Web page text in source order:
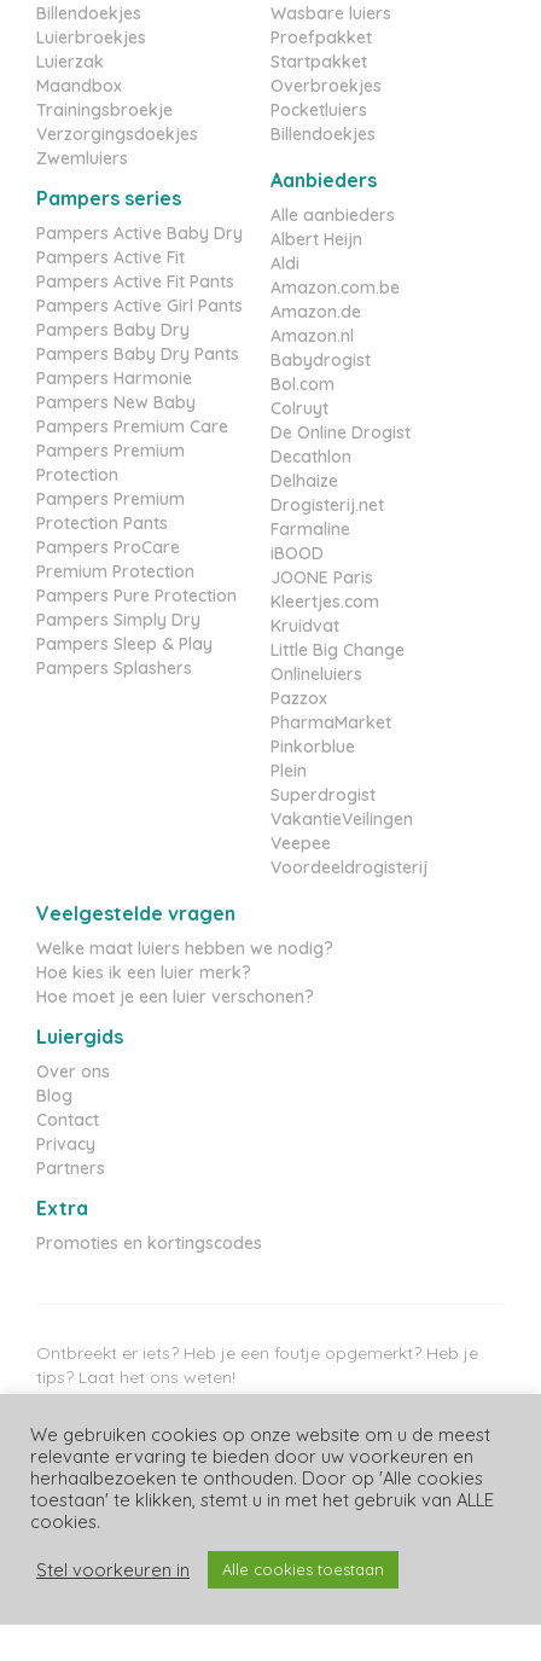
Billendoekjes
Luierbroekjes
Luierzak
Maandbox
Trainingsbroekje
Verzorgingsdoekjes
Zwemluiers
Pampers series
Pampers Active Baby Dry
Pampers Active Fit
Pampers Active Fit Pants
Pampers Active Girl Pants
Pampers Baby Dry
Pampers Baby Dry Pants
Pampers Harmonie
Pampers New Baby
Pampers Premium Care
Pampers Premium
Protection
Pampers Premium
Protection Pants
Pampers ProCare
Premium Protection
Pampers Pure Protection
Pampers Simply Dry
Pampers Sleep & Play
Pampers Splashers
Wasbare luiers
Proefpakket
Startpakket
Overbroekjes
Pocketluiers
Billendoekjes
Aanbieders
Alle aanbieders
Albert Heijn
Aldi
Amazon.com.be
Amazon.de
Amazon.nl
Babydrogist
Bol.com
Colruyt
De Online Drogist
Decathlon
Delhaize
Drogisterij.net
Farmaline
iBOOD
JOONE Paris
Kleertjes.com
Kruidvat
Little Big Change
Onlineluiers
Pazzox
PharmaMarket
Pinkorblue
Plein
Superdrogist
VakantieVeilingen
Veepee
Voordeeldrogisterij
Veelgestelde vragen
Welke maat luiers hebben we nodig?
Hoe kies ik een luier merk?
Hoe moet je een luier verschonen?
Luiergids
Over ons
Blog
Contact
Privacy
Partners
Extra
Promoties en kortingscodes
Ontbreekt er iets? Heb je een foutje opgemerkt? Heb je
tips? Laat het ons weten!
Messenger WhatsApp E-mail
Laatste prijzen update: 09/08/2026
We gebruiken cookies op onze website om u de meest
relevante ervaring te bieden door uw voorkeuren en
herhaalbezoeken te onthouden. Door op 'Alle cookies
toestaan' te klikken, stemt u in met het gebruik van ALLE
cookies.
Stel voorkeuren in Alle cookies toestaan